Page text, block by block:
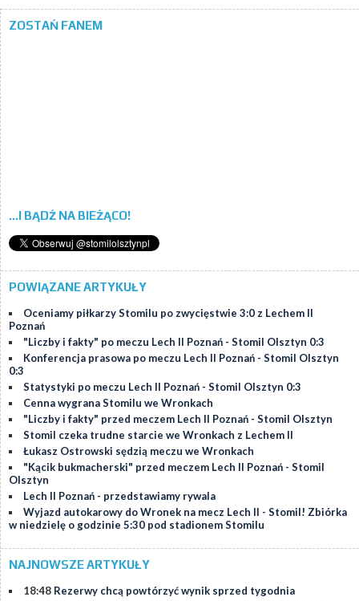
ZOSTAŃ FANEM
...I BĄDŹ NA BIEŻĄCO!
POWIĄZANE ARTYKUŁY
Oceniamy piłkarzy Stomilu po zwycięstwie 3:0 z Lechem II
Poznań
"Liczby i fakty" po meczu Lech II Poznań - Stomil Olsztyn 0:3
Konferencja prasowa po meczu Lech II Poznań - Stomil Olsztyn
0:3
Statystyki po meczu Lech II Poznań - Stomil Olsztyn 0:3
Cenna wygrana Stomilu we Wronkach
"Liczby i fakty" przed meczem Lech II Poznań - Stomil Olsztyn
Stomil czeka trudne starcie we Wronkach z Lechem II
Łukasz Ostrowski sędzią meczu we Wronkach
"Kącik bukmacherski" przed meczem Lech II Poznań - Stomil
Olsztyn
Lech II Poznań - przedstawiamy rywala
Wyjazd autokarowy do Wronek na mecz Lech II - Stomil! Zbiórka
w niedzielę o godzinie 5:30 pod stadionem Stomilu
NAJNOWSZE ARTYKUŁY
18:48 Rezerwy chcą powtórzyć wynik sprzed tygodnia